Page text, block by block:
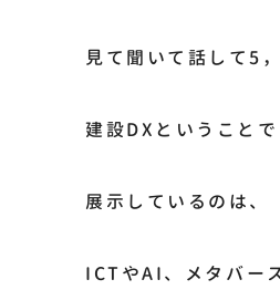
見て聞いて話して5
建設DXということ
展示しているのは、
ICTやAI、メタバー